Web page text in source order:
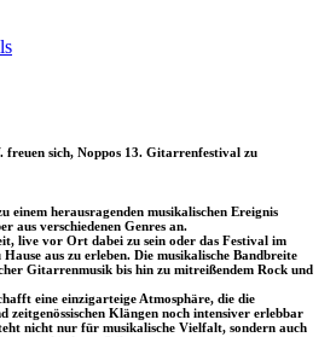
sich, Noppos 13. Gitarrenfestival zu
einem herausragenden musikalischen Ereignis
aus verschiedenen Genres an.
live vor Ort dabei zu sein oder das Festival im
aus zu erleben. Die musikalische Bandbreite
Gitarrenmusik bis hin zu mitreißendem Rock und
eine einzigarteige Atmosphäre, die die
zeitgenössischen Klängen noch intensiver erlebbar
nicht nur für musikalische Vielfalt, sondern auch